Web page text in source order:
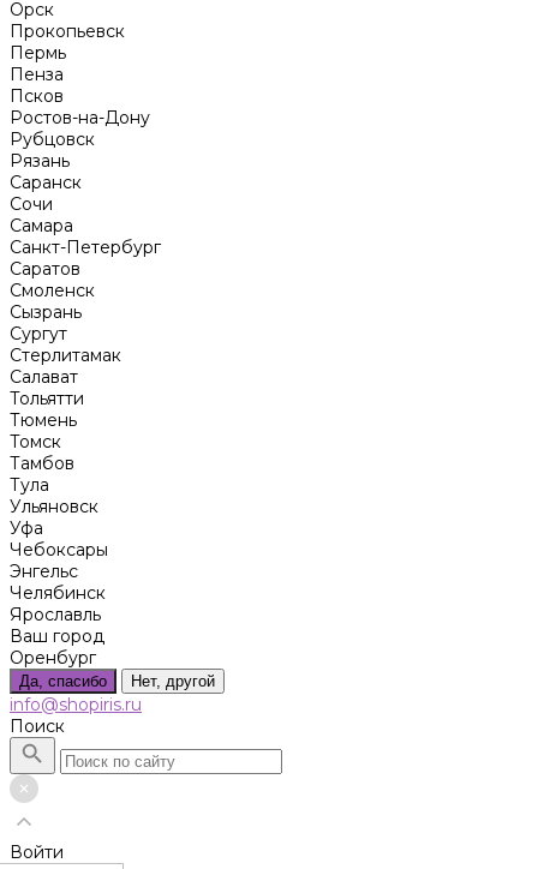
Орск
Прокопьевск
Пермь
Пенза
Псков
Ростов-на-Дону
Рубцовск
Рязань
Саранск
Сочи
Самара
Санкт-Петербург
Саратов
Смоленск
Сызрань
Сургут
Стерлитамак
Салават
Тольятти
Тюмень
Томск
Тамбов
Тула
Ульяновск
Уфа
Чебоксары
Энгельс
Челябинск
Ярославль
Ваш город
Оренбург
Да, спасибо Нет, другой
info@shopiris.ru
Поиск
Войти